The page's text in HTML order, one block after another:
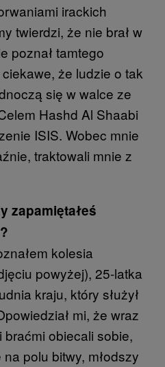
irackich
twierdzi, że nie brał w
poznał tamtego
że ludzie o tak
się w walce ze
Hashd Al Shaabi
ISIS. Wobec mnie
traktowali mnie z
zapamiętałeś
kolesia
powyżej), 25-latka
kraju, który służył
mi, że wraz
obiecali sobie,
polu bitwy, młodszy